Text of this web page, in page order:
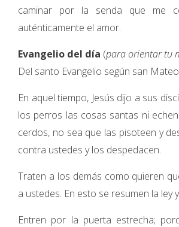
caminar por la senda que me
auténticamente el amor.
Evangelio del día (para orientar tu
Del santo Evangelio según san
En aquel tiempo, Jesús dijo a sus
los perros las cosas santas ni
cerdos, no sea que las pisoteen y
contra ustedes y los despedacen.
Traten a los demás como quieren
a ustedes. En esto se resumen la ley
Entren por la puerta estrecha;